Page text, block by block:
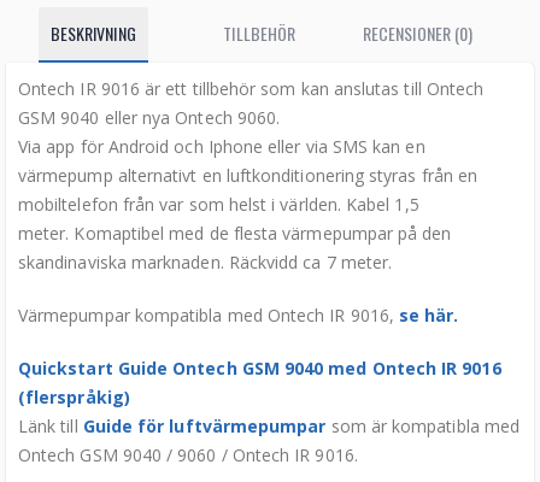
BESKRIVNING TILLBEHÖR RECENSIONER (0)
Ontech IR 9016 är ett tillbehör som kan anslutas till Ontech
GSM 9040 eller nya Ontech 9060.
Via app för Android och Iphone eller via SMS kan en
värmepump alternativt en luftkonditionering styras från en
mobiltelefon från var som helst i världen. Kabel 1,5
meter. Komaptibel med de flesta värmepumpar på den
skandinaviska marknaden. Räckvidd ca 7 meter.
Värmepumpar kompatibla med Ontech IR 9016, se här.
Quickstart Guide Ontech GSM 9040 med Ontech IR 9016
(flerspråkig)
Länk till Guide för luftvärmepumpar som är kompatibla med
Ontech GSM 9040 / 9060 / Ontech IR 9016.